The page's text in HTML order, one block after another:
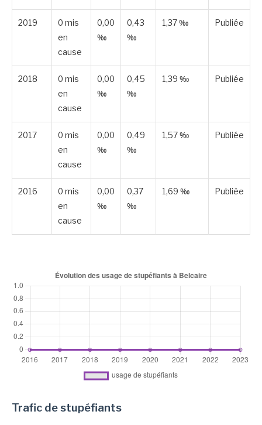
2019
0 mis
en
cause
0,00
‰
0,43
‰
1,37 ‰ Publiée
2018
0 mis
en
cause
0,00
‰
0,45
‰
1,39 ‰ Publiée
2017
0 mis
en
cause
0,00
‰
0,49
‰
1,57 ‰ Publiée
2016
0 mis
en
cause
0,00
‰
0,37
‰
1,69 ‰ Publiée
Trafic de stupéfiants